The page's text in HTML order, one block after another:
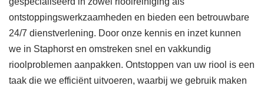
ontstoppingswerkzaamheden en bieden een betrouwbare
24/7 dienstverlening. Door onze kennis en inzet kunnen
we in Staphorst en omstreken snel en vakkundig
rioolproblemen aanpakken. Ontstoppen van uw riool is een
taak die we efficiënt uitvoeren, waarbij we gebruik maken